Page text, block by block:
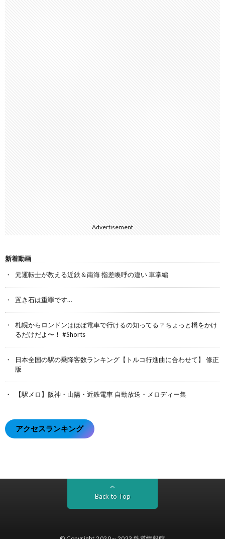
Advertisement
新着動画
元運転士が教える近鉄＆南海 指差喚呼の違い 車掌編
置き石は重罪です…
札幌からロンドンはほぼ電車で行けるの知ってる？ちょっと橋をかけ
るだけだよ〜！ #Shorts
日本全国の駅の乗降客数ランキング【トルコ行進曲に合わせて】 修正
版
【駅メロ】阪神・山陽・近鉄電車 自動放送・メロディー集
アクセスランキング
Back to Top